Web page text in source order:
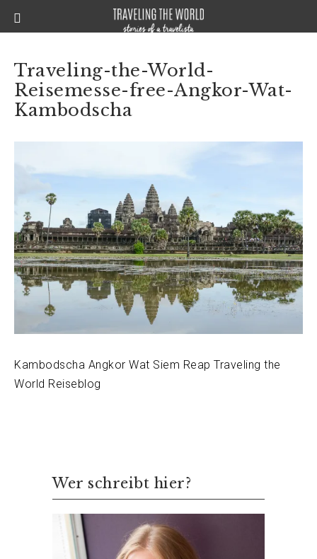
Traveling-the-World-
Reisemesse-free-Angkor-Wat-
Kambodscha
Kambodscha Angkor Wat Siem Reap Traveling the
World Reiseblog
Wer schreibt hier?